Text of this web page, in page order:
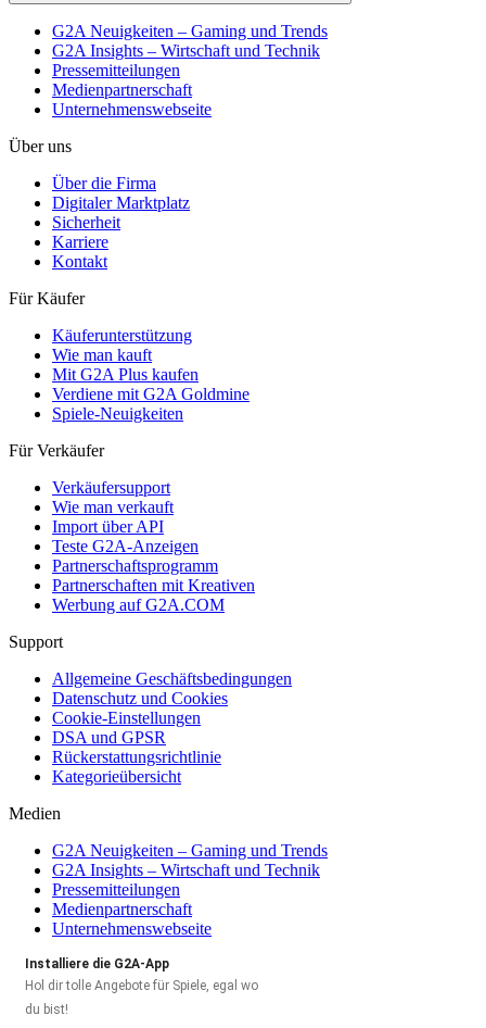
G2A Neuigkeiten – Gaming und Trends
G2A Insights – Wirtschaft und Technik
Pressemitteilungen
Medienpartnerschaft
Unternehmenswebseite
Über uns
Über die Firma
Digitaler Marktplatz
Sicherheit
Karriere
Kontakt
Für Käufer
Käuferunterstützung
Wie man kauft
Mit G2A Plus kaufen
Verdiene mit G2A Goldmine
Spiele-Neuigkeiten
Für Verkäufer
Verkäufersupport
Wie man verkauft
Import über API
Teste G2A-Anzeigen
Partnerschaftsprogramm
Partnerschaften mit Kreativen
Werbung auf G2A.COM
Support
Allgemeine Geschäftsbedingungen
Datenschutz und Cookies
Cookie-Einstellungen
DSA und GPSR
Rückerstattungsrichtlinie
Kategorieübersicht
Medien
G2A Neuigkeiten – Gaming und Trends
G2A Insights – Wirtschaft und Technik
Pressemitteilungen
Medienpartnerschaft
Unternehmenswebseite
Installiere die G2A-App
Hol dir tolle Angebote für Spiele, egal wo
du bist!